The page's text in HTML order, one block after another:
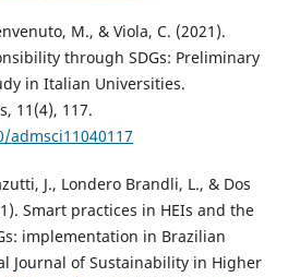
M., & Viola, C. (2021).
through SDGs: Preliminary
in Italian Universities.
11(4), 117.
J., Londero Brandli, L., & Dos
Smart practices in HEIs and the
implementation in Brazilian
Journal of Sustainability in Higher